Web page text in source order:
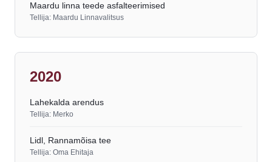
Maardu linna teede asfalteerimised
Tellija: Maardu Linnavalitsus
2020
Lahekalda arendus
Tellija: Merko
Lidl, Rannamõisa tee
Tellija: Oma Ehitaja